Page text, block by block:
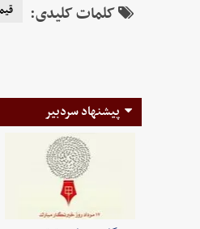
کلمات کلیدی:
پیشنهاد سردبیر